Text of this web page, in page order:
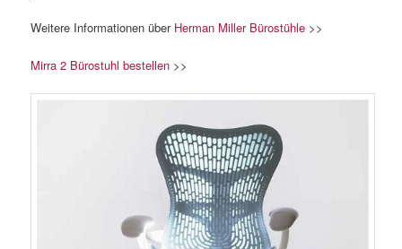
Weitere Informationen über Herman Miller Bürostühle >>
Mirra 2 Bürostuhl bestellen >>